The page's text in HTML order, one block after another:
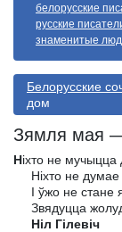
белорусские
русские
знаменитые
Белорусские
дом
Зямля мая
Ніхто не мучыцца
Ніхто не думае
I ўжо не стане
Звядуцца жолуд
Ніл Гілевіч